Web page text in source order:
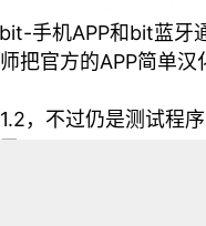
手机APP和bit蓝牙
把官方的APP简单汉
，不过仍是测试程
。